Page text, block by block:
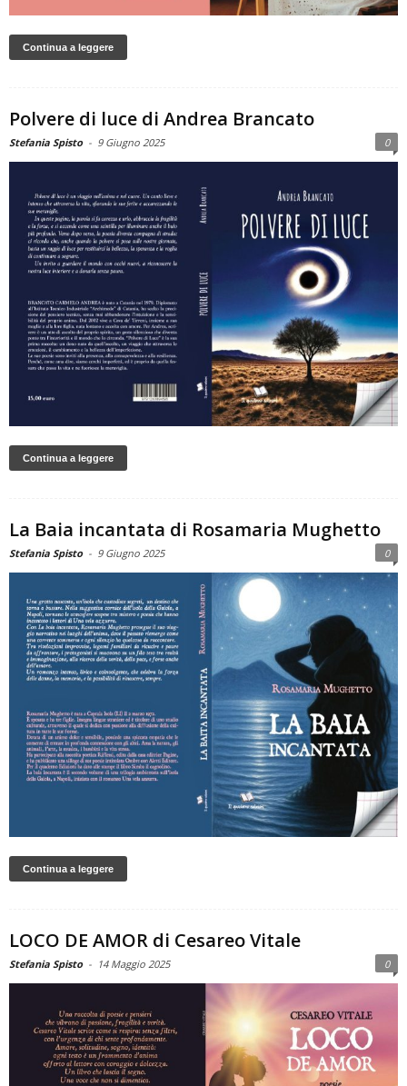
Continua a leggere
Polvere di luce di Andrea Brancato
Stefania Spisto - 9 Giugno 2025 0
Continua a leggere
La Baia incantata di Rosamaria Mughetto
Stefania Spisto - 9 Giugno 2025 0
Continua a leggere
LOCO DE AMOR di Cesareo Vitale
Stefania Spisto - 14 Maggio 2025 0